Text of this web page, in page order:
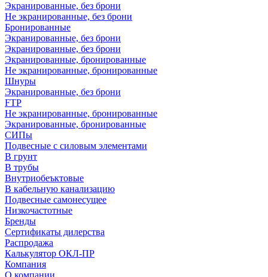
Экранированные, без брони
Не экранированные, без брони
Бронированные
Экранированные, без брони
Экранированные, без брони
Экранированные, бронированные
Не экранированные, бронированные
Шнуры
Экранированные, без брони
FTP
Не экранированные, бронированные
Экранированные, бронированные
СИПы
Подвесные с силовым элементами
В грунт
В трубы
Внутриобеъктовые
В кабельную канализацию
Подвесные самонесущее
Низкочастотные
Бренды
Сертификаты дилерства
Распродажа
Калькулятор ОКЛ-ПР
Компания
О компании